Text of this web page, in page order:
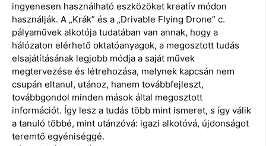
ingyenesen használható eszközöket kreatív módon
használják. A „Krák” és a „Drivable Flying Drone” c.
pályaművek alkotója tudatában van annak, hogy a
hálózaton elérhető oktatóanyagok, a megosztott tudás
elsajátításának legjobb módja a saját művek
megtervezése és létrehozása, melynek kapcsán nem
csupán eltanul, utánoz, hanem továbbfejleszt,
továbbgondol minden mások által megosztott
információt. Így lesz a tudás több mint ismeret, s így válik
a tanuló többé, mint utánzóvá: igazi alkotóvá, újdonságot
teremtő egyéniséggé.